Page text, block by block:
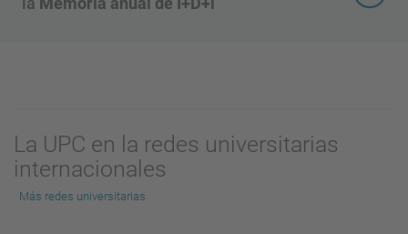
La UPC en la redes universitarias
internacionales
Más redes universitarias